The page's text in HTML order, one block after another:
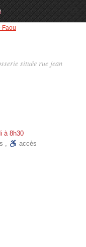
Faou
située rue jean
à 8h30
,
accès